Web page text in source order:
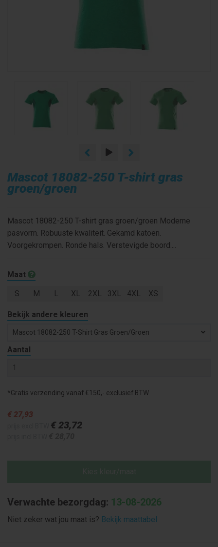
Mascot 18082-250 T-shirt gras
groen/groen
Mascot 18082-250 T-shirt gras groen/groen Moderne
pasvorm. Robuuste kwaliteit. Gekamd katoen.
Voorgekrompen. Ronde hals. Verstevigde boord....
Maat
S M L XL 2XL 3XL 4XL XS
Bekijk andere kleuren
Mascot 18082-250 T-Shirt Gras Groen/groen
Aantal
*Gratis verzending vanaf €150,- exclusief BTW
€ 27,93
€ 23,72
Verwachte bezorgdag: 13-08-2026
Niet zeker wat jou maat is? Bekijk maattabel